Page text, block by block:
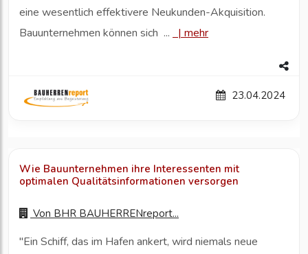
eine wesentlich effektivere Neukunden-Akquisition.
Bauunternehmen können sich ...
| mehr
23.04.2024
Wie Bauunternehmen ihre Interessenten mit
optimalen Qualitätsinformationen versorgen
Von BHR BAUHERRENreport...
"Ein Schiff, das im Hafen ankert, wird niemals neue